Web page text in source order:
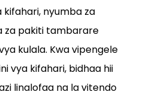
kifahari, nyumba za
za pakiti tambarare
kulala. Kwa vipengele
vya kifahari, bidhaa hii
linalofaa na la vitendo